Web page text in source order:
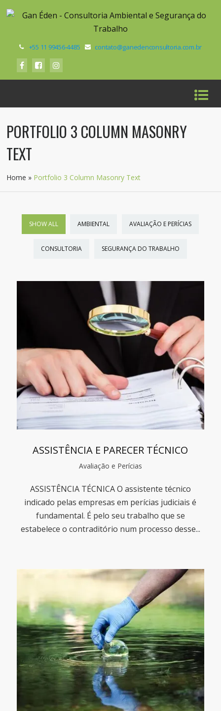
+55 11 99456-4485 contato@ganedenconsultoria.com.br
PORTFOLIO 3 COLUMN MASONRY
TEXT
Home » Portfolio 3 Column Masonry Text
SHOW ALL AMBIENTAL AVALIAÇÃO E PERÍCIAS
CONSULTORIA SEGURANÇA DO TRABALHO
ASSISTÊNCIA E PARECER TÉCNICO
Avaliação e Perícias
ASSISTÊNCIA TÉCNICA O assistente técnico
indicado pelas empresas em perícias judiciais é
fundamental. É pelo seu trabalho que se
estabelece o contraditório num processo desse...